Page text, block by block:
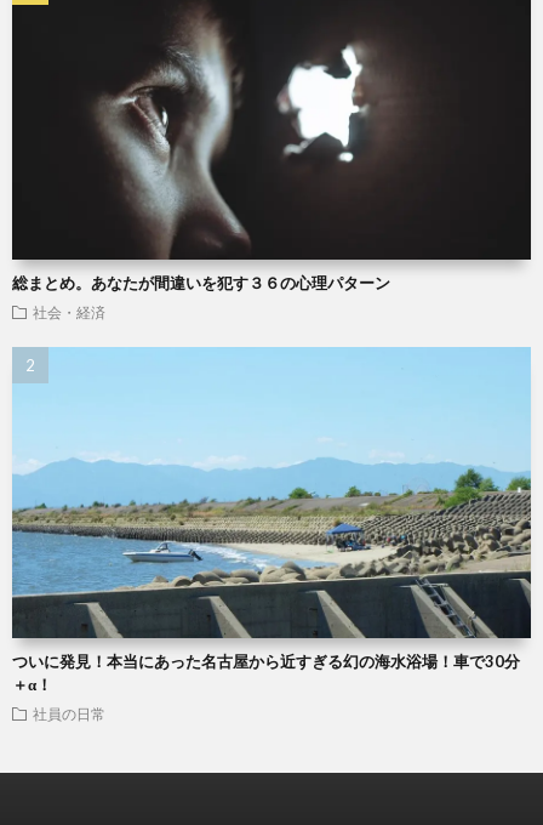
総まとめ。あなたが間違いを犯す３６の心理パターン
社会・経済
ついに発見！本当にあった名古屋から近すぎる幻の海水浴場！車で30分
＋α！
社員の日常